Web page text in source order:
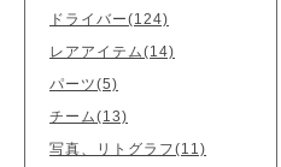
ドライバー(124)
レアアイテム(14)
パーツ(5)
チーム(13)
写真、リトグラフ(11)